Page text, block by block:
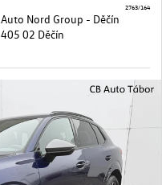
Auto Nord Group - Děčín
405 02 Děčín
2763/164